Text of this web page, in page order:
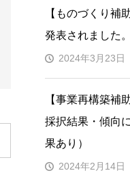
【ものづくり補
発表されました
2024年3月23日
【事業再構築補
採択結果・傾向
果あり）
2024年2月14日